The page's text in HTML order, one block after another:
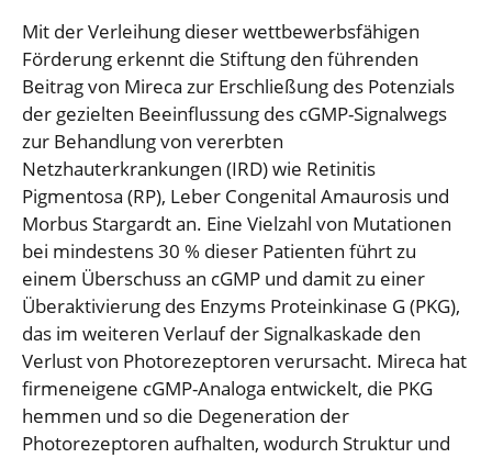
Mit der Verleihung dieser wettbewerbsfähigen
Förderung erkennt die Stiftung den führenden
Beitrag von Mireca zur Erschließung des Potenzials
der gezielten Beeinflussung des cGMP-Signalwegs
zur Behandlung von vererbten
Netzhauterkrankungen (IRD) wie Retinitis
Pigmentosa (RP), Leber Congenital Amaurosis und
Morbus Stargardt an. Eine Vielzahl von Mutationen
bei mindestens 30 % dieser Patienten führt zu
einem Überschuss an cGMP und damit zu einer
Überaktivierung des Enzyms Proteinkinase G (PKG),
das im weiteren Verlauf der Signalkaskade den
Verlust von Photorezeptoren verursacht. Mireca hat
firmeneigene cGMP-Analoga entwickelt, die PKG
hemmen und so die Degeneration der
Photorezeptoren aufhalten, wodurch Struktur und